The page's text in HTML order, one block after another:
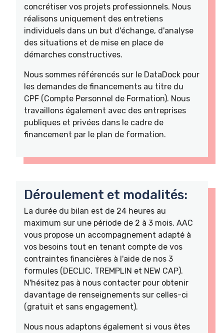
concrétiser vos projets professionnels. Nous
réalisons uniquement des entretiens
individuels dans un but d'échange, d'analyse
des situations et de mise en place de
démarches constructives.
Nous sommes référencés sur le DataDock pour
les demandes de financements au titre du
CPF (Compte Personnel de Formation). Nous
travaillons également avec des entreprises
publiques et privées dans le cadre de
financement par le plan de formation.
Déroulement et modalités:
La durée du bilan est de 24 heures au
maximum sur une période de 2 à 3 mois. AAC
vous propose un accompagnement adapté à
vos besoins tout en tenant compte de vos
contraintes financières à l'aide de nos 3
formules (DECLIC, TREMPLIN et NEW CAP).
N'hésitez pas à nous contacter pour obtenir
davantage de renseignements sur celles-ci
(gratuit et sans engagement).
Nous nous adaptons également si vous êtes